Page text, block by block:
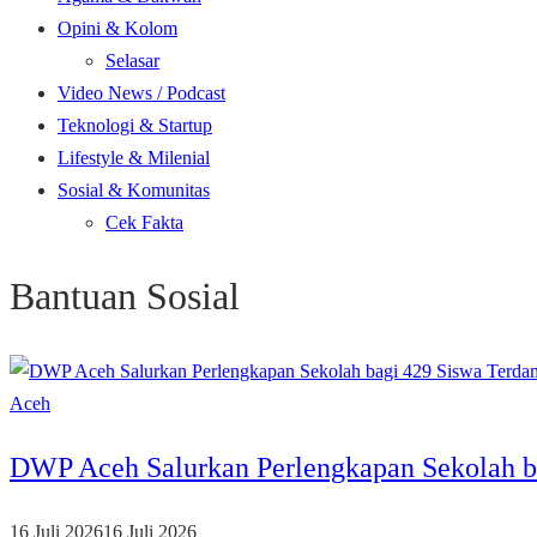
Opini & Kolom
Selasar
Video News / Podcast
Teknologi & Startup
Lifestyle & Milenial
Sosial & Komunitas
Cek Fakta
Bantuan Sosial
Aceh
DWP Aceh Salurkan Perlengkapan
16 Juli 202616 Juli 2026